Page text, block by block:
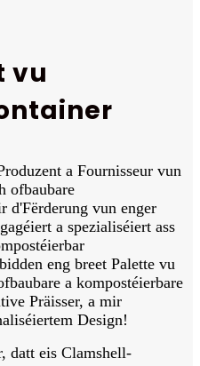
vu
a Fournisseur vun
ofbaubare
d'Fërderung vun enger
a spezialiséiert ass
eng breet Palette vu
a kompostéierbare
Präisser, a mir
Design!
datt eis Clamshell-